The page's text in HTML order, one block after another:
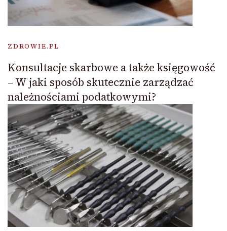
ZDROWIE.PL
Konsultacje skarbowe a także księgowość
– W jaki sposób skutecznie zarządzać
należnościami podatkowymi?